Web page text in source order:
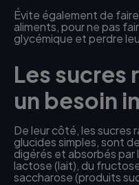
Évite également de
aliments, pour ne pas
glycémique et perdre
Les sucres
un besoin
De leur côté, les sucres
glucides simples, sont
digérés et absorbés
lactose (lait), du
saccharose (produits